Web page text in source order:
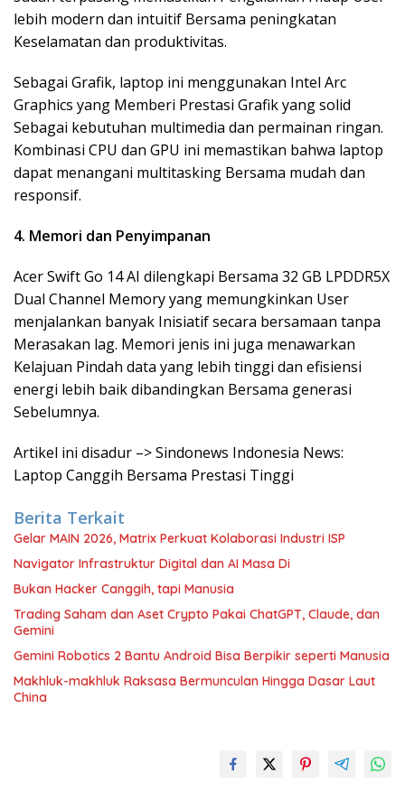
lebih modern dan intuitif Bersama peningkatan
Keselamatan dan produktivitas.
Sebagai Grafik, laptop ini menggunakan Intel Arc
Graphics yang Memberi Prestasi Grafik yang solid
Sebagai kebutuhan multimedia dan permainan ringan.
Kombinasi CPU dan GPU ini memastikan bahwa laptop
dapat menangani multitasking Bersama mudah dan
responsif.
4. Memori dan Penyimpanan
Acer Swift Go 14 AI dilengkapi Bersama 32 GB LPDDR5X
Dual Channel Memory yang memungkinkan User
menjalankan banyak Inisiatif secara bersamaan tanpa
Merasakan lag. Memori jenis ini juga menawarkan
Kelajuan Pindah data yang lebih tinggi dan efisiensi
energi lebih baik dibandingkan Bersama generasi
Sebelumnya.
Artikel ini disadur –> Sindonews Indonesia News:
Laptop Canggih Bersama Prestasi Tinggi
Berita Terkait
Gelar MAIN 2026, Matrix Perkuat Kolaborasi Industri ISP
Navigator Infrastruktur Digital dan AI Masa Di
Bukan Hacker Canggih, tapi Manusia
Trading Saham dan Aset Crypto Pakai ChatGPT, Claude, dan
Gemini
Gemini Robotics 2 Bantu Android Bisa Berpikir seperti Manusia
Makhluk-makhluk Raksasa Bermunculan Hingga Dasar Laut
China